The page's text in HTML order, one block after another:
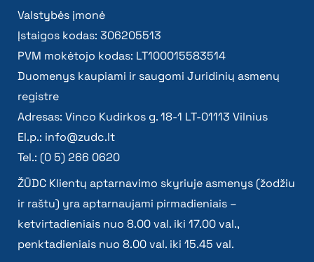
Valstybės įmonė
Įstaigos kodas: 306205513
PVM mokėtojo kodas: LT100015583514
Duomenys kaupiami ir saugomi Juridinių asmenų
registre
Adresas: Vinco Kudirkos g. 18-1 LT-01113 Vilnius
El.p.: info@zudc.lt
Tel.: (0 5) 266 0620
ŽŪDC Klientų aptarnavimo skyriuje asmenys (žodžiu
ir raštu) yra aptarnaujami pirmadieniais –
ketvirtadieniais nuo 8.00 val. iki 17.00 val.,
penktadieniais nuo 8.00 val. iki 15.45 val.